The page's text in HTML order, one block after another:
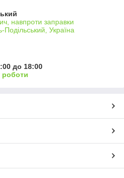
навпроти заправки
Україна
до 18:00
роботи